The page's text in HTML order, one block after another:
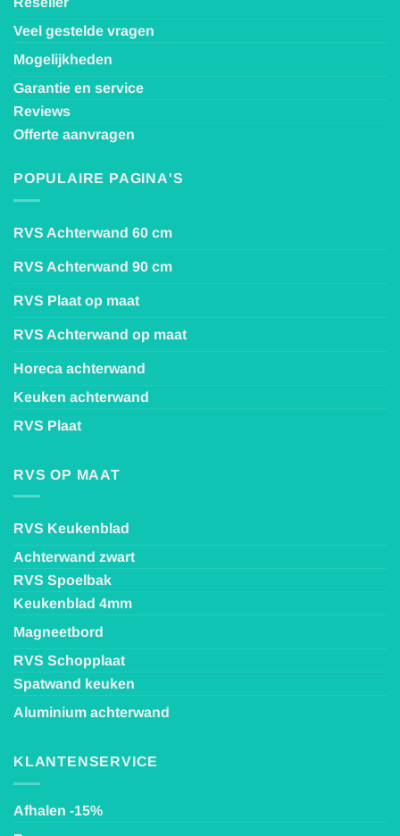
Veel gestelde vragen
Mogelijkheden
Garantie en service
Reviews
Offerte aanvragen
POPULAIRE PAGINA'S
RVS Achterwand 60 cm
RVS Achterwand 90 cm
RVS Plaat op maat
RVS Achterwand op maat
Horeca achterwand
Keuken achterwand
RVS Plaat
RVS OP MAAT
RVS Keukenblad
Achterwand zwart
RVS Spoelbak
Keukenblad 4mm
Magneetbord
RVS Schopplaat
Spatwand keuken
Aluminium achterwand
KLANTENSERVICE
Afhalen -15%